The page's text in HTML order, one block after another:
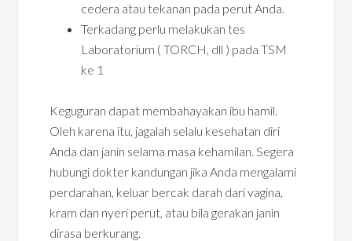
cedera atau tekanan pada perut Anda.
Terkadang perlu melakukan tes
Laboratorium ( TORCH, dll ) pada TSM
ke 1
Keguguran dapat membahayakan ibu hamil.
Oleh karena itu, jagalah selalu kesehatan diri
Anda dan janin selama masa kehamilan. Segera
hubungi dokter kandungan jika Anda mengalami
perdarahan, keluar bercak darah dari vagina,
kram dan nyeri perut, atau bila gerakan janin
dirasa berkurang.